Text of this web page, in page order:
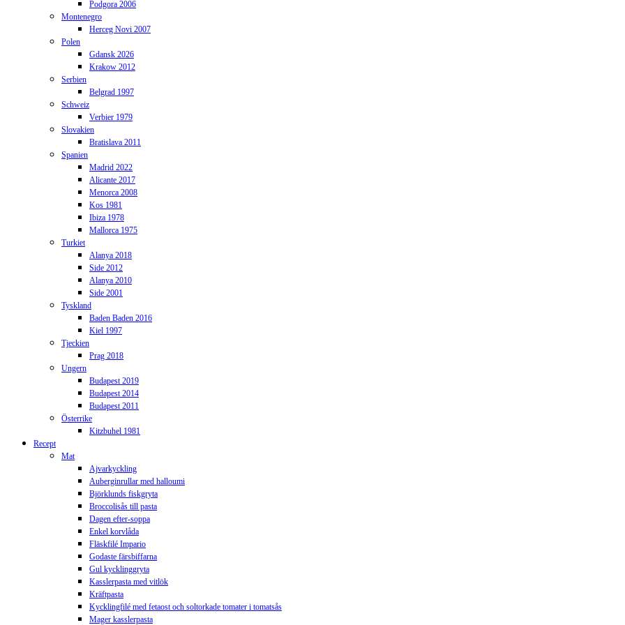
Podgora 2006
Montenegro
Herceg Novi 2007
Polen
Gdansk 2026
Krakow 2012
Serbien
Belgrad 1997
Schweiz
Verbier 1979
Slovakien
Bratislava 2011
Spanien
Madrid 2022
Alicante 2017
Menorca 2008
Kos 1981
Ibiza 1978
Mallorca 1975
Turkiet
Alanya 2018
Side 2012
Alanya 2010
Side 2001
Tyskland
Baden Baden 2016
Kiel 1997
Tjeckien
Prag 2018
Ungern
Budapest 2019
Budapest 2014
Budapest 2011
Österrike
Kitzbuhel 1981
Recept
Mat
Ajvarkyckling
Auberginrullar med halloumi
Björklunds fiskgryta
Broccolisås till pasta
Dagen efter-soppa
Enkel korvlåda
Fläskfilé Impario
Godaste färsbiffarna
Gul kycklinggryta
Kasslerpasta med vitlök
Kräftpasta
Kycklingfilé med fetaost och soltorkade tomater i tomatsås
Mager kasslerpasta